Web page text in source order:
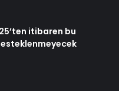
itibaren bu